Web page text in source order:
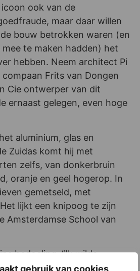
gebruik van cookies
ook van de
maar daar willen
bouw betrokken waren (en
te maken hadden) het
hebben. Neem architect Pi
Frits van Dongen
Cie ontwerper van dit
ernaast gelegen, even hoge
aluminium, glas en
Zuidas komt hij met
zelfs, van donkerbruin
oranje en geel hogerop. In
gemetseld, met
lijkt een knipoog te zijn
Amsterdamse School van
bedoeling. “Ik wilde
School, maar er